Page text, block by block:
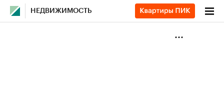
НЕДВИЖИМОСТЬ